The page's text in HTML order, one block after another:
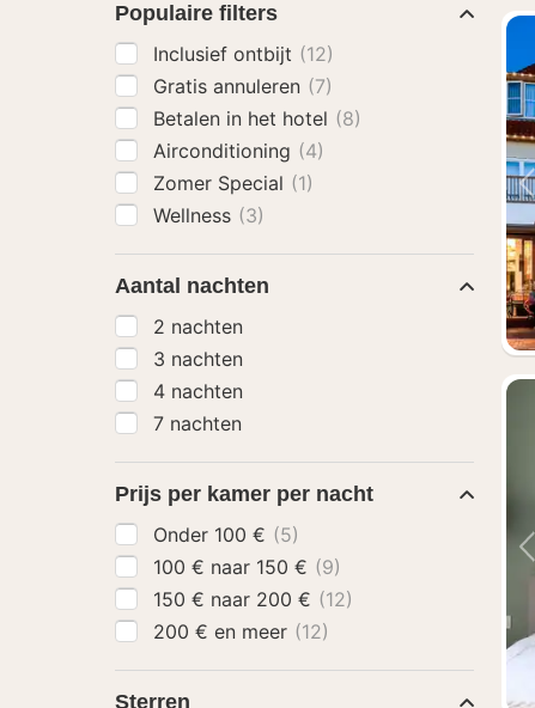
Populaire filters
Inclusief ontbijt (12)
Gratis annuleren (7)
Betalen in het hotel (8)
Airconditioning (4)
Zomer Special (1)
Wellness (3)
Aantal nachten
2 nachten
3 nachten
4 nachten
7 nachten
Prijs per kamer per nacht
Onder 100 € (5)
100 € naar 150 € (9)
150 € naar 200 € (12)
200 € en meer (12)
Sterren